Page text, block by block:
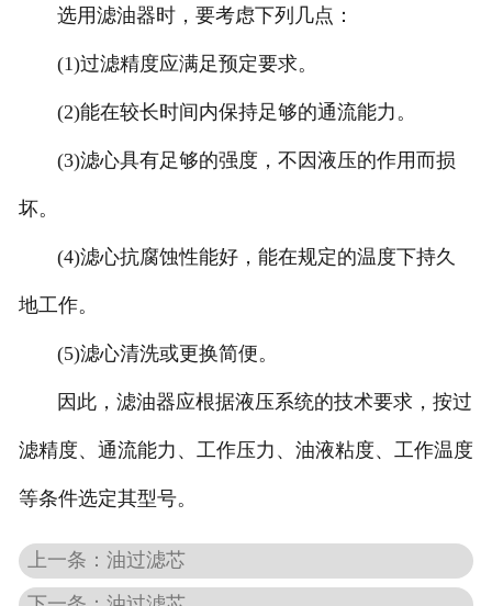
选用滤油器时，要考虑下列几点：
(1)过滤精度应满足预定要求。
(2)能在较长时间内保持足够的通流能力。
(3)滤心具有足够的强度，不因液压的作用而损
坏。
(4)滤心抗腐蚀性能好，能在规定的温度下持久
地工作。
(5)滤心清洗或更换简便。
因此，滤油器应根据液压系统的技术要求，按过
滤精度、通流能力、工作压力、油液粘度、工作温度
等条件选定其型号。
上一条：油过滤芯